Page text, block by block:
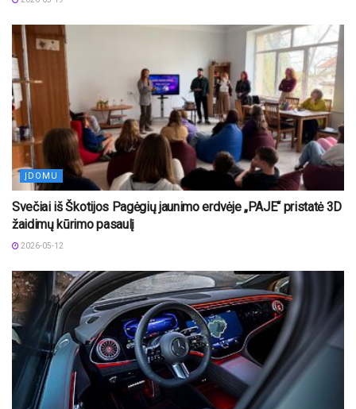
ĮDOMU
Svečiai iš Škotijos Pagėgių jaunimo erdvėje „PAJE“ pristatė 3D
žaidimų kūrimo pasaulį
2026-05-12